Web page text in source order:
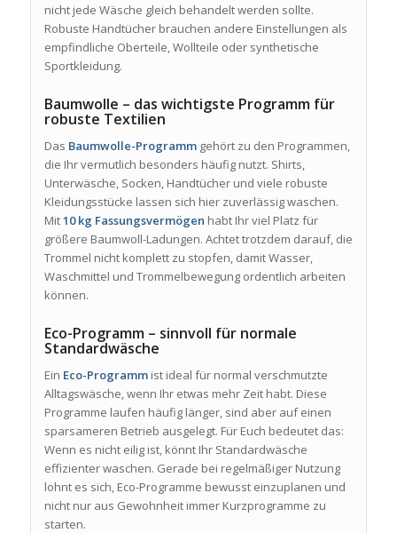
nicht jede Wäsche gleich behandelt werden sollte.
Robuste Handtücher brauchen andere Einstellungen als
empfindliche Oberteile, Wollteile oder synthetische
Sportkleidung.
Baumwolle – das wichtigste Programm für
robuste Textilien
Das Baumwolle-Programmgehört zu den Programmen,
die Ihr vermutlich besonders häufig nutzt. Shirts,
Unterwäsche, Socken, Handtücher und viele robuste
Kleidungsstücke lassen sich hier zuverlässig waschen.
Mit10 kg Fassungsvermögen habt Ihr viel Platz für
größere Baumwoll-Ladungen. Achtet trotzdem darauf, die
Trommel nicht komplett zu stopfen, damit Wasser,
Waschmittel und Trommelbewegung ordentlich arbeiten
können.
Eco-Programm – sinnvoll für normale
Standardwäsche
Ein Eco-Programmist ideal für normal verschmutzte
Alltagswäsche, wenn Ihr etwas mehr Zeit habt. Diese
Programme laufen häufig länger, sind aber auf einen
sparsameren Betrieb ausgelegt. Für Euch bedeutet das:
Wenn es nicht eilig ist, könnt Ihr Standardwäsche
effizienter waschen. Gerade bei regelmäßiger Nutzung
lohnt es sich, Eco-Programme bewusst einzuplanen und
nicht nur aus Gewohnheit immer Kurzprogramme zu
starten.